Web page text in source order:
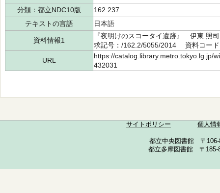
分類：都立NDC10版
162.237
テキストの言語
日本語
資料情報1
『夜明けのスコータイ遺跡』 伊東
求記号：/162.2/5055/2014 資料コー
URL
https://catalog.library.metro.tokyo.lg.jp/
432031
サイトポリシー 個人情
都立中央図書館 〒
都立多摩図書館 〒185-